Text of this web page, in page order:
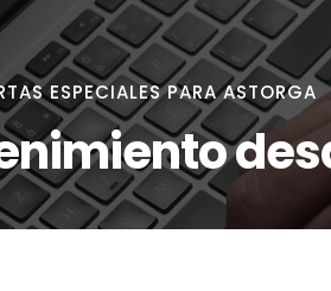
ESPECIALES PARA ASTORGA